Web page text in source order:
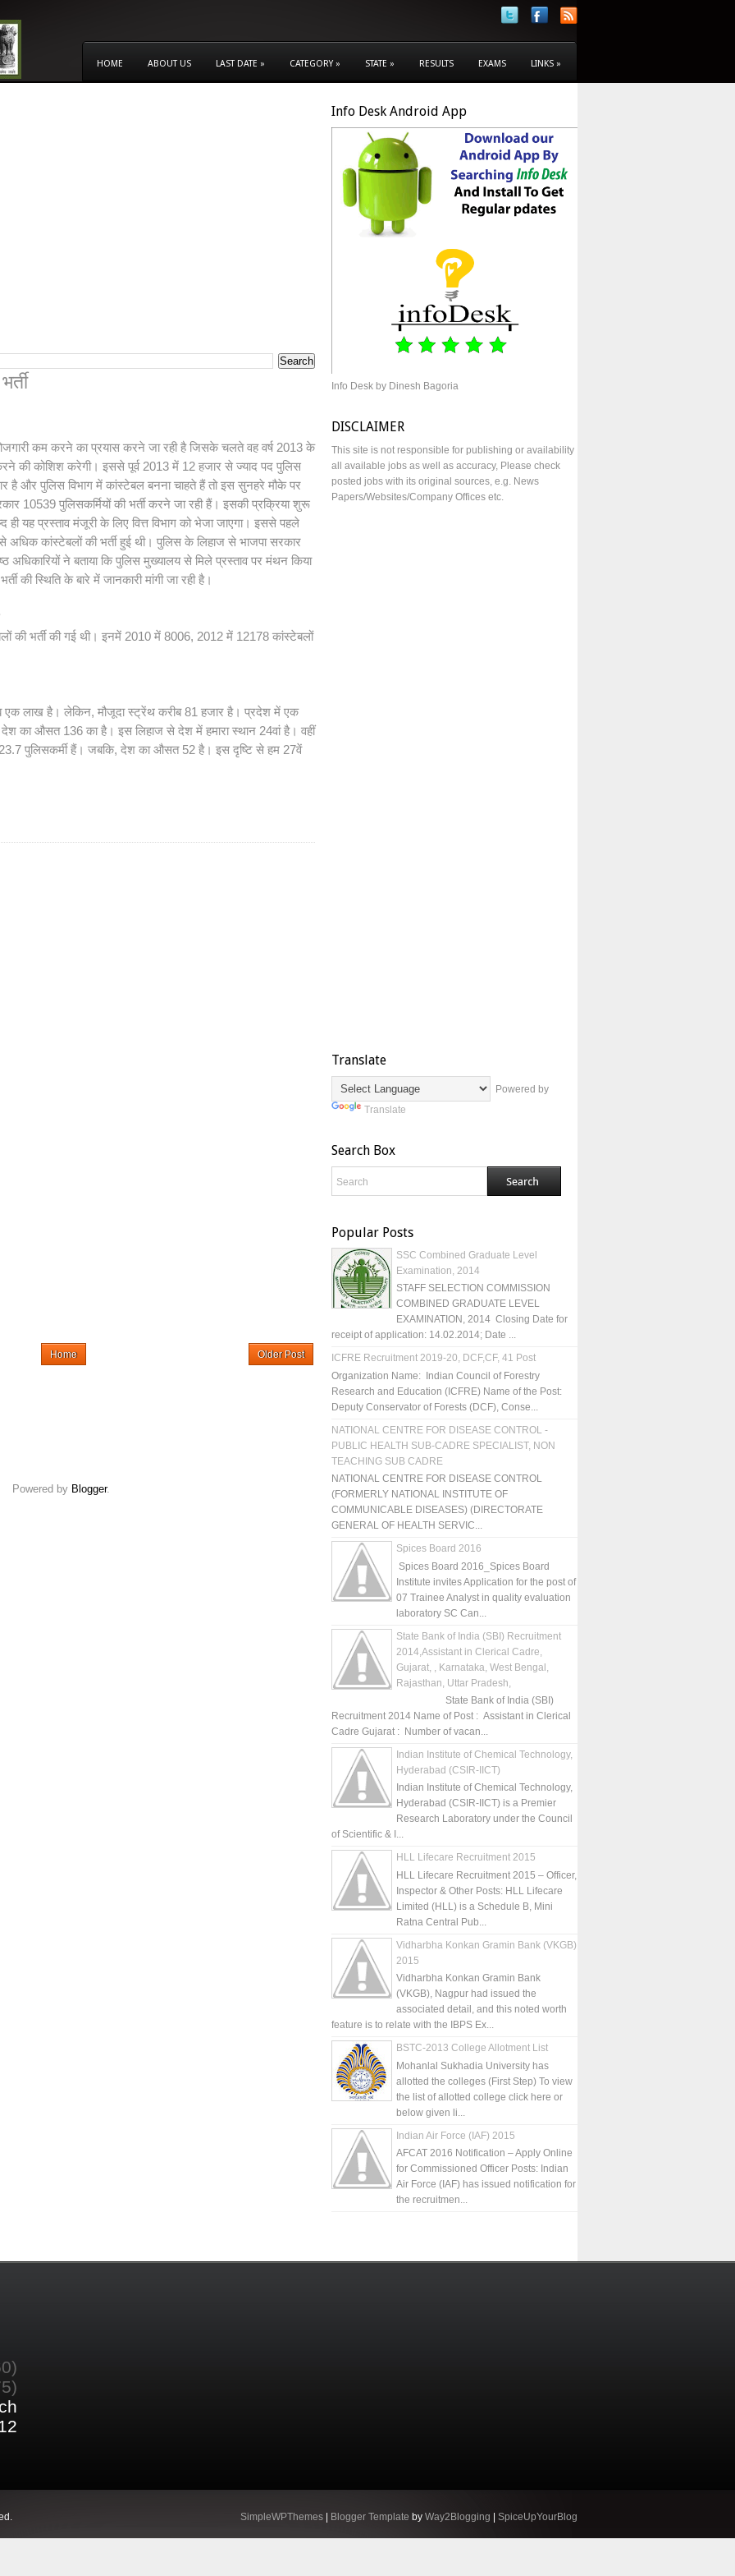
HOME ABOUT US LAST DATE » CATEGORY » STATE » RESULTS EXAMS LINKS »
कम करने का प्रयास करने जा रही है जिसके चलते वह वर्ष 2013 के
करने की कोशिश करेगी। इससे पूर्व 2013 में 12 हजार से ज्याद पद पुलिस
है और पुलिस विभाग में कांस्टेबल बनना चाहते हैं तो इस सुनहरे मौके पर
10539 पुलिसकर्मियों की भर्ती करने जा रही हैं। इसकी प्रक्रिया शुरू
यह प्रस्ताव मंजूरी के लिए वित्त विभाग को भेजा जाएगा। इससे पहले
कांस्टेबलों की भर्ती हुई थी। पुलिस के लिहाज से भाजपा सरकार
अधिकारियों ने बताया कि पुलिस मुख्यालय से मिले प्रस्ताव पर मंथन किया
की स्थिति के बारे में जानकारी मांगी जा रही है।
की भर्ती की गई थी। इनमें 2010 में 8006, 2012 में 12178 कांस्टेबलों
एक लाख है। लेकिन, मौजूदा स्ट्रेंथ करीब 81 हजार है। प्रदेश में एक
का औसत 136 का है। इस लिहाज से देश में हमारा स्थान 24वां है। वहीं
23.7 पुलिसकर्मी हैं। जबकि, देश का औसत 52 है। इस दृष्टि से हम 27वें
Older Post
Home
Powered by Blogger.
Info Desk Android App
Info Desk by Dinesh Bagoria
DISCLAIMER
This site is not responsible for publishing or availability
all available jobs as well as accuracy, Please check
posted jobs with its original sources, e.g. News
Papers/Websites/Company Offices etc.
Translate
Powered by
Translate
Search Box
Popular Posts
SSC Combined Graduate Level
Examination, 2014
STAFF SELECTION COMMISSION
COMBINED GRADUATE LEVEL
EXAMINATION, 2014 Closing Date for
receipt of application: 14.02.2014; Date ...
ICFRE Recruitment 2019-20, DCF,CF, 41 Post
Organization Name: Indian Council of Forestry
Research and Education (ICFRE) Name of the Post:
Deputy Conservator of Forests (DCF), Conse...
NATIONAL CENTRE FOR DISEASE CONTROL -
PUBLIC HEALTH SUB-CADRE SPECIALIST, NON
TEACHING SUB CADRE
NATIONAL CENTRE FOR DISEASE CONTROL
(FORMERLY NATIONAL INSTITUTE OF
COMMUNICABLE DISEASES) (DIRECTORATE
GENERAL OF HEALTH SERVIC...
Spices Board 2016
Spices Board 2016_Spices Board
Institute invites Application for the post of
07 Trainee Analyst in quality evaluation
laboratory SC Can...
State Bank of India (SBI) Recruitment
2014,Assistant in Clerical Cadre,
Gujarat, , Karnataka, West Bengal,
Rajasthan, Uttar Pradesh,
State Bank of India (SBI)
Recruitment 2014 Name of Post : Assistant in Clerical
Cadre Gujarat : Number of vacan...
Indian Institute of Chemical Technology,
Hyderabad (CSIR-IICT)
Indian Institute of Chemical Technology,
Hyderabad (CSIR-IICT) is a Premier
Research Laboratory under the Council
of Scientific & I...
HLL Lifecare Recruitment 2015
HLL Lifecare Recruitment 2015 – Officer,
Inspector & Other Posts: HLL Lifecare
Limited (HLL) is a Schedule B, Mini
Ratna Central Pub...
Vidharbha Konkan Gramin Bank (VKGB)
2015
Vidharbha Konkan Gramin Bank
(VKGB), Nagpur had issued the
associated detail, and this noted worth
feature is to relate with the IBPS Ex...
BSTC-2013 College Allotment List
Mohanlal Sukhadia University has
allotted the colleges (First Step) To view
the list of allotted college click here or
below given li...
Indian Air Force (IAF) 2015
AFCAT 2016 Notification – Apply Online
for Commissioned Officer Posts: Indian
Air Force (IAF) has issued notification for
the recruitmen...
SimpleWPThemes Blogger Template by Way2Blogging SpiceUpYourBlog